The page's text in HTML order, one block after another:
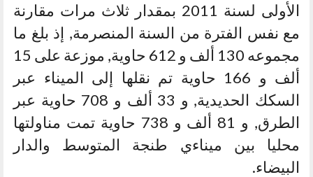
الأولى لسنة 2011 بمقدار ثلاث مرات مقارنة
مع نفس الفترة من السنة المنصرمة, إذ بلغ ما
مجموعه 130 ألف و 612 حاوية, موزعة على 15
ألف و 166 حاوية تم نقلها إلى الميناء عبر
السكك الحديدية, و 33 ألف و 708 حاوية عبر
الطرق, و 81 ألف و 738 حاوية تمت مناولتها
محليا بين ميناءي طنجة المتوسط والدار
البيضاء.